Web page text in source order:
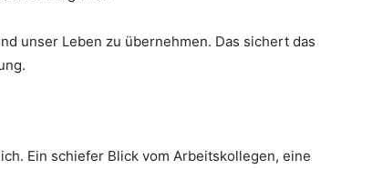
unser Leben zu übernehmen. Das sichert das
Ein schiefer Blick vom Arbeitskollegen, eine